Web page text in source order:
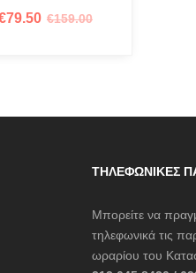
€159.00
79.50
ΤΗΛΕΦΩΝΙΚΈΣ
Μπορείτε να
τηλεφωνικά τις
ωραρίου του